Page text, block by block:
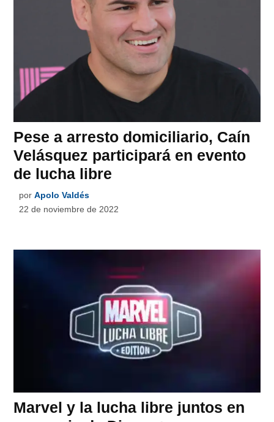
Pese a arresto domiciliario, Caín
Velásquez participará en evento
de lucha libre
por Apolo Valdés
22 de noviembre de 2022
Marvel y la lucha libre juntos en